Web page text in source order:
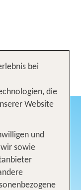
bei
die
Website
und
wir sowie